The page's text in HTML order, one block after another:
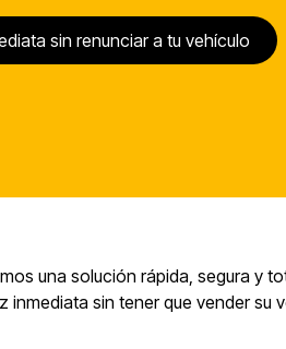
sin renunciar a tu vehículo
una solución rápida, segura y
inmediata sin tener que vender su